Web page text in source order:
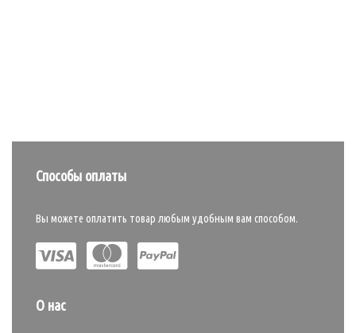
Способы оплаты
Вы можете оплатить товар любым удобным вам способом.
О нас